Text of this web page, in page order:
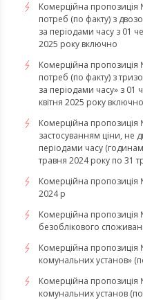
Комерційна
потреб (по факту) з
за періодами часу з 01
2025 року включно
Комерційна
потреб (по факту) з
за періодами часу» з 01
квітня 2025 року включно
Комерційна пропозиція
застосуванням ціни, не
періодами часу
травня 2024 року по 31
Комерційна пропозиція
2024 р
Комерційна пропозиція
безоблікового
Комерційна
комунальних установ»
Комерційна
комунальних установ